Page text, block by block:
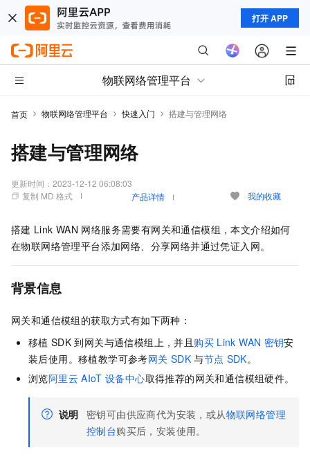
打开 APP
物联网络管理平台
首页 物联网络管理平台 快速入门 搭建与管理网络
搭建与管理网络
更新时间： 2023-12-12 06:08:03
复制 MD 格式
产品详情 我的收藏
搭建 Link WAN 网络服务需要有网关和通信模组，本文介绍如何
在物联网络管理平台添加网络、分享网络并通过凭证入网。
背景信息
网关和通信模组的获取方式有如下两种：
移植 SDK 到网关与通信模组上，并且 购买 Link WAN 密钥安
装后使用。移植教学可参考网关 SDK 与节点 SDK。
浏览阿里云 AIoT 设备中心取得推荐的网关和通信模组硬件。
说明 密钥可由供应商代为安装，或从物联网络管理
控制台购买后，安装使用。